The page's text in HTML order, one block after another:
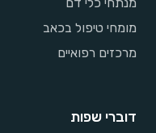
מנתחי כלי דם
מומחי טיפול בכאב
מרכזים רפואיים
דוברי שפות